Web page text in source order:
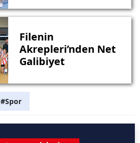
Filenin
Akrepleri’nden Net
Galibiyet
#Spor